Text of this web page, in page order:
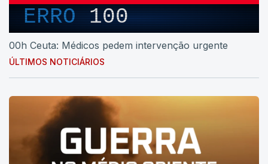
ERRO 100
00h Ceuta: Médicos pedem intervenção urgente
ÚLTIMOS NOTICIÁRIOS